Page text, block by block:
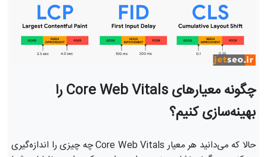
چگونه معیار‌های Core Web Vitals را
بهینه‌سازی کنیم؟
حالا که می‌دانید هر معیار Core Web Vitals چه چیزی را اندازه‌گیری